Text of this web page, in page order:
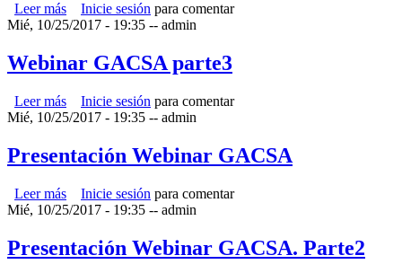
Leer más sobre Presentación webinar ENOS Julio 2015
Inicie sesión para comentar
Mié, 10/25/2017 - 19:35 -- admin
Webinar GACSA parte3
Leer más sobre Webinar GACSA parte3
Inicie sesión para comentar
Mié, 10/25/2017 - 19:35 -- admin
Presentación Webinar GACSA
Leer más sobre Presentación Webinar GACSA
Inicie sesión para comentar
Mié, 10/25/2017 - 19:35 -- admin
Presentación Webinar GACSA. Parte2